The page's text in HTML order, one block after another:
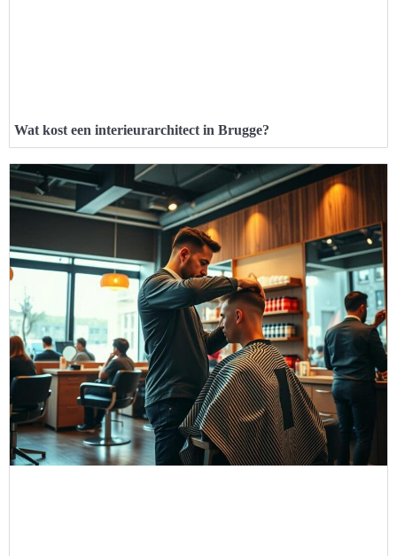
Wat kost een interieurarchitect in Brugge?